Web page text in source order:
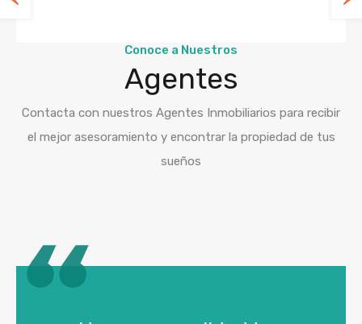
Conoce a Nuestros
Agentes
Contacta con nuestros Agentes Inmobiliarios para recibir
el mejor asesoramiento y encontrar la propiedad de tus
sueños